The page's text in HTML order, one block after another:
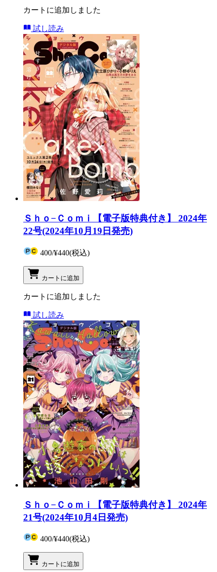
カートに追加しました
試し読み
Ｓｈｏ−Ｃｏｍｉ【電子版特典付き】 2024年
22号(2024年10月19日発売)
400/¥440(税込)
カートに追加
カートに追加しました
試し読み
Ｓｈｏ−Ｃｏｍｉ【電子版特典付き】 2024年
21号(2024年10月4日発売)
400/¥440(税込)
カートに追加